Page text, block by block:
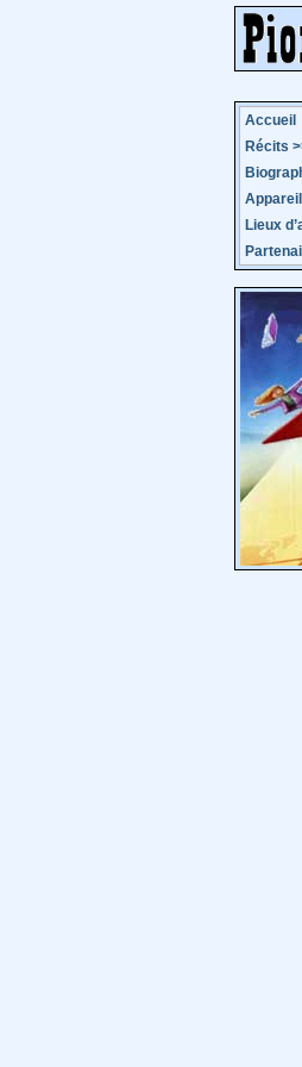
Accueil
Récits
Lieux